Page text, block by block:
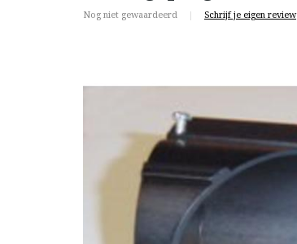
Nog niet gewaardeerd | Schrijf je eigen review